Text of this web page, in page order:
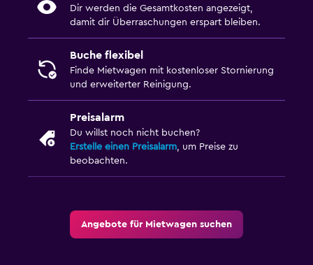
Dir werden die Gesamtkosten angezeigt,
damit dir Überraschungen erspart bleiben.
Buche flexibel
Finde Mietwagen mit kostenloser Stornierung
und erweiterter Reinigung.
Preisalarm
Du willst noch nicht buchen?
Erstelle einen Preisalarm, um Preise zu
beobachten.
Angebote für Mietwagen suchen